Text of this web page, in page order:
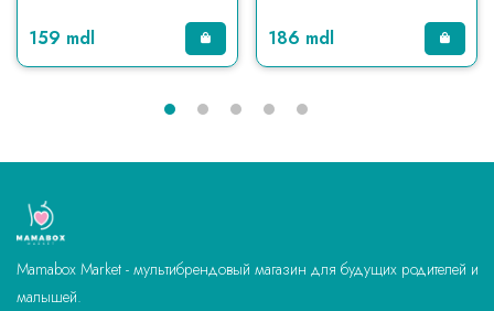
159 mdl 186 mdl
Mamabox Market - мультибрендовый магазин для будущих родителей и
малышей.